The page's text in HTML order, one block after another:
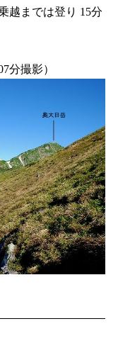
越までは登り 15分
分撮影）